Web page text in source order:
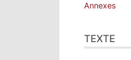
Annexes
TEXTE